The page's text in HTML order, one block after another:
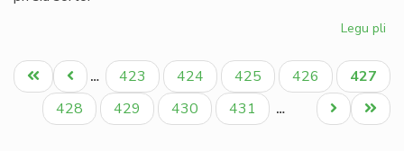
Legu pli
en
Pagination
Unua
paĝo
Antaŭa
paĝo
… Paĝo
423 Paĝo
424 Paĝo
425 Paĝo
426
Aktuala
paĝo
427
Paĝo
428 Paĝo
429 Paĝo
430 Paĝo
431 …
Last
page
Next
page